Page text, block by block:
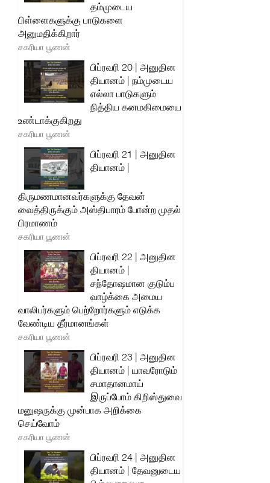
தம்முடைய
பிள்ளைகளுக்கு பாடுகளை
அனுமதிக்கிறார்
சகரியா பூணன்
பிப்ரவரி 20 | அனுதின
தியானம் | நம்முடைய
எல்லா பாடுகளும்
நித்திய கனமகிமையை
உண்டாக்குகிறது
சகரியா பூணன்
பிப்ரவரி 21 | அனுதின
தியானம் |
திருமணமானவர்களுக்கு தேவன்
வைத்திருக்கும் அஸ்திபாரம் போன்ற முதல்
பிரமாணம்
சகரியா பூணன்
பிப்ரவரி 22 | அனுதின
தியானம் |
சந்தோஷமான குடும்ப
வாழ்க்கை அமைய
வாலிபர்களும் பெற்றோர்களும் எடுக்க
வேண்டிய தீர்மானங்கள்
சகரியா பூணன்
பிப்ரவரி 23 | அனுதின
தியானம் | யாவரோடும்
சமாதானமாய்
இருப்போம் கிறிஸ்துவை
மனுஷருக்கு முன்பாக அறிக்கை
செய்வோம்
சகரியா பூணன்
பிப்ரவரி 24 | அனுதின
தியானம் | தேவனுடைய